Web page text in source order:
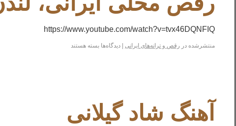
https://www.youtube.com/watch?v=tvx46DQNFIQ
منتشرشده در رقص و ترانه‌های ایرانی دیدگاه‌ها بسته هستند
آهنگ شاد گیلانی